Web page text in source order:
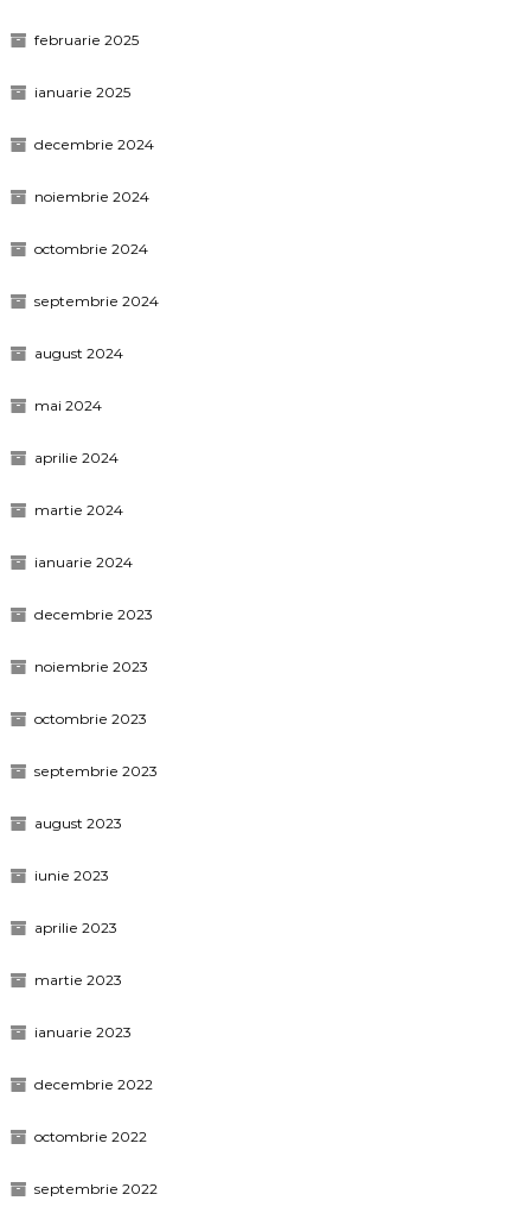
februarie 2025
ianuarie 2025
decembrie 2024
noiembrie 2024
octombrie 2024
septembrie 2024
august 2024
mai 2024
aprilie 2024
martie 2024
ianuarie 2024
decembrie 2023
noiembrie 2023
octombrie 2023
septembrie 2023
august 2023
iunie 2023
aprilie 2023
martie 2023
ianuarie 2023
decembrie 2022
octombrie 2022
septembrie 2022